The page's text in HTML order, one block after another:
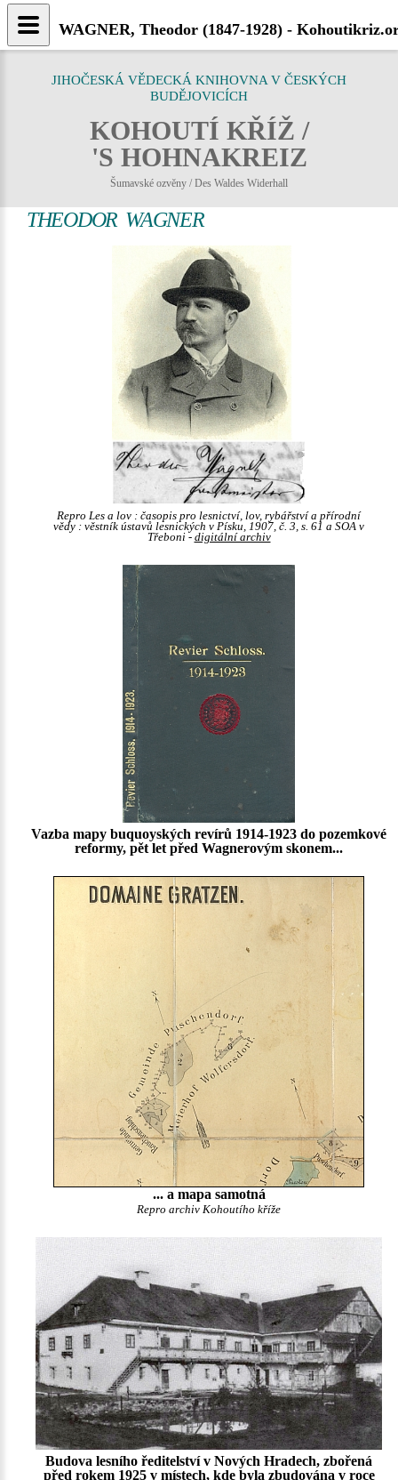
JIHOČESKÁ VĚDECKÁ KNIHOVNA V ČESKÝCH
BUDĚJOVICÍCH
KOHOUTÍ KŘÍŽ /
'S HOHNAKREIZ
Šumavské ozvěny / Des Waldes Widerhall
THEODOR WAGNER
Repro Les a lov : časopis pro lesnictví, lov, rybářství a přírodní
vědy : věstník ústavů lesnických v Písku, 1907, č. 3, s. 61 a SOA v
Třeboni - digitální archiv
Vazba mapy buquoyských revírů 1914-1923 do pozemkové
reformy, pět let před Wagnerovým skonem...
... a mapa samotná
Repro archiv Kohoutího kříže
Budova lesního ředitelství v Nových Hradech, zbořená
před rokem 1925 v místech, kde byla zbudována v roce
WAGNER, Theodor (1847-1928) -